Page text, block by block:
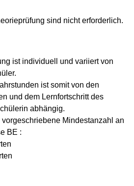
sind nicht erforderlich.
ist individuell und variiert von
ist somit von den
und dem Lernfortschritt des
abhängig.
Mindestanzahl an
BE :